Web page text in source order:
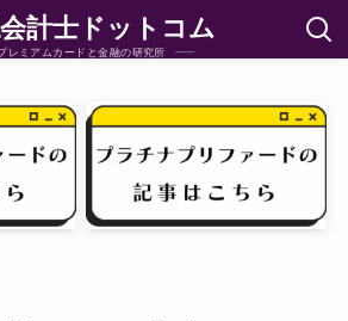
計士ドットコム
レミアムカードと金融の研究所